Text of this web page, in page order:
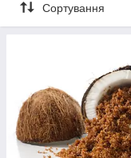
Сортування